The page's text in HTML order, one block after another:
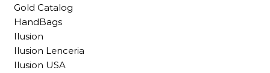
Gold Catalog
HandBags
Ilusion
Ilusion Lenceria
Ilusion USA